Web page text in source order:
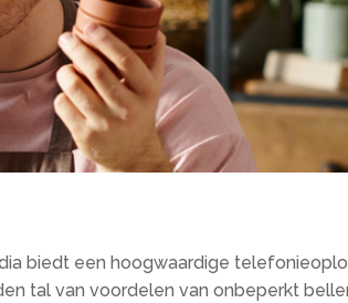
biedt een hoogwaardige
tal van voordelen van onbeperkt